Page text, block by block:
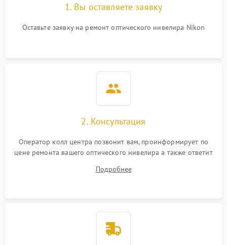
1. Вы оставляете заявку
Оставьте заявку на ремонт оптического нивелира Nikon
2. Консультация
Оператор колл центра позвонит вам, проинформирует по
цене ремонта вашего оптического нивелира а также ответит
Подробнее